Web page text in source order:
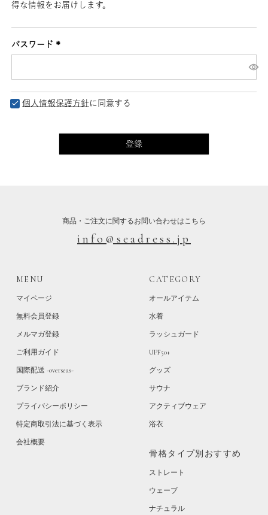
得な情報をお届けします。
パスワード
須)
個人情報保護方針に同意する
登録
商品・ご注文に関するお問い合わせはこちら
info@seadress.jp
MENU
マイページ
無料会員登録
メルマガ登録
ご利用ガイド
国際配送 -overseas-
ブランド紹介
プライバシーポリシー
特定商取引法に基づく表示
会社概要
CATEGORY
オールアイテム
水着
ラッシュガード
UPF50+
グッズ
サウナ
アクティブウェア
浴衣
骨格タイプ別おすすめ
ストレート
ウェーブ
ナチュラル